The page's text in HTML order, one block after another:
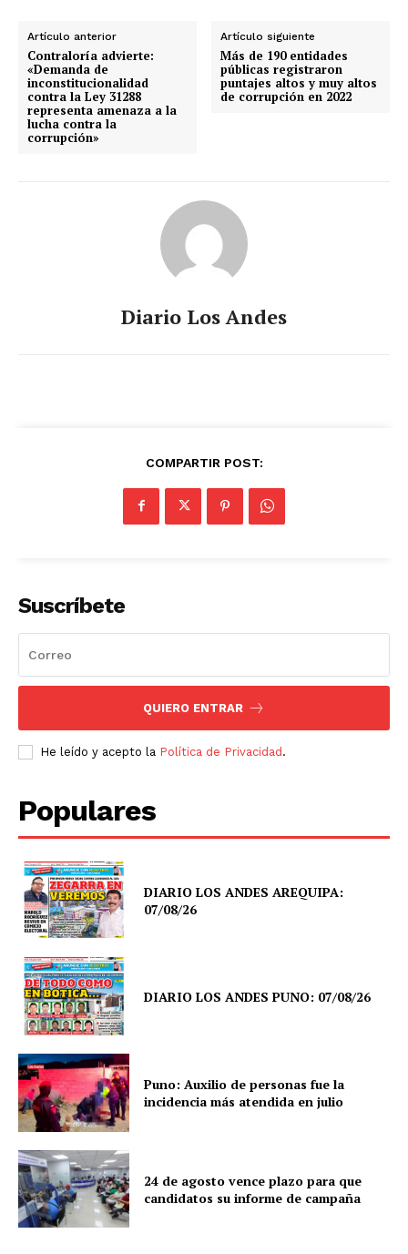
Artículo anterior
Contraloría advierte:
«Demanda de
inconstitucionalidad
contra la Ley 31288
representa amenaza a la
lucha contra la
corrupción»
Artículo siguiente
Más de 190 entidades
públicas registraron
puntajes altos y muy altos
de corrupción en 2022
Diario Los Andes
COMPARTIR POST:
Suscríbete
QUIERO ENTRAR
He leído y acepto la Política de Privacidad.
Populares
DIARIO LOS ANDES AREQUIPA:
07/08/26
DIARIO LOS ANDES PUNO: 07/08/26
Puno: Auxilio de personas fue la
incidencia más atendida en julio
24 de agosto vence plazo para que
candidatos su informe de campaña